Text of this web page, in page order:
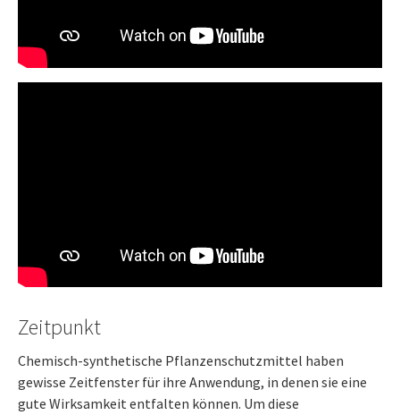
Zeitpunkt
Chemisch-synthetische Pflanzenschutzmittel haben
gewisse Zeitfenster für ihre Anwendung, in denen sie eine
gute Wirksamkeit entfalten können. Um diese